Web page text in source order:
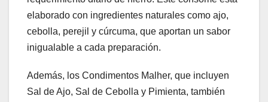
elaborado con ingredientes naturales como ajo,
cebolla, perejil y cúrcuma, que aportan un sabor
inigualable a cada preparación.
Además, los Condimentos Malher, que incluyen
Sal de Ajo, Sal de Cebolla y Pimienta, también